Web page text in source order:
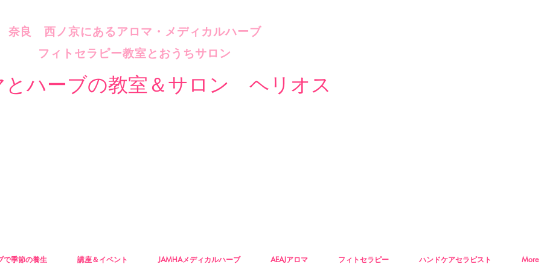
​奈良 西ノ京にあるアロマ・メディカルハーブ
フィトセラピー教室とおうちサロン
とハーブの教室＆サロン ヘリオス
で季節の養生 講座＆イベント JAMHAメディカルハーブ AEAJアロマ フィトセラピー ハンドケアセラピスト More